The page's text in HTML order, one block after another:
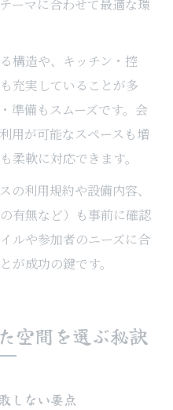
ーマに合わせて最適な環
構造や、キッチン・控
充実していることが多
準備もスムーズです。会
用が可能なスペースも増
柔軟に対応できます。
の利用規約や設備内容、
有無など）も事前に確認
ルや参加者のニーズに合
が成功の鍵です。
空間を選ぶ秘訣
しない要点